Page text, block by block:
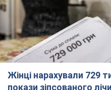
Жінці нарахували 729
покази зіпсованого